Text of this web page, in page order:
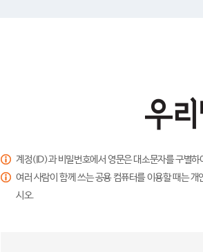
계정(ID)과 비밀번호에서 영문은 대소문자를 구별
여러 사람이 함께 쓰는 공용 컴퓨터를 이용할 때는
시오.